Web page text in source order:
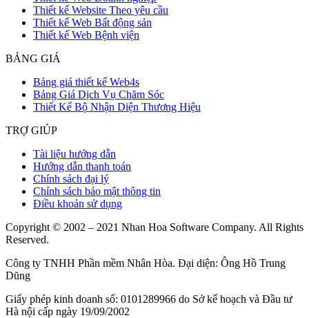
Thiết kế Website Theo yêu cầu
Thiết kế Web Bất động sản
Thiết kế Web Bệnh viện
BẢNG GIÁ
Bảng giá thiết kế Web4s
Bảng Giá Dịch Vụ Chăm Sóc
Thiết Kế Bộ Nhận Diện Thương Hiệu
TRỢ GIÚP
Tài liệu hướng dẫn
Hướng dẫn thanh toán
Chính sách đại lý
Chính sách bảo mật thông tin
Điều khoản sử dụng
Copyright © 2002 – 2021 Nhan Hoa Software Company. All Rights
Reserved.
Công ty TNHH Phần mềm Nhân Hòa. Đại diện: Ông Hồ Trung
Dũng
Giấy phép kinh doanh số: 0101289966 do Sở kế hoạch và Đầu tư
Hà nội cấp ngày 19/09/2002